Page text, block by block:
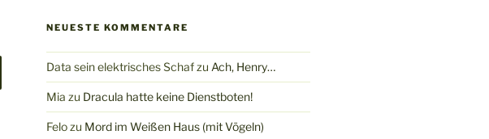
NEUESTE KOMMENTARE
Data sein elektrisches Schafzu Ach, Henry…
Mia zu Dracula hatte keine Dienstboten!
Felozu Mord im Weißen Haus (mit Vögeln)